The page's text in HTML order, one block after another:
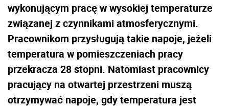
wykonującym pracę w wysokiej temperaturze
związanej z czynnikami atmosferycznymi.
Pracownikom przysługują takie napoje, jeżeli
temperatura w pomieszczeniach pracy
przekracza 28 stopni. Natomiast pracownicy
pracujący na otwartej przestrzeni muszą
otrzymywać napoje, gdy temperatura jest